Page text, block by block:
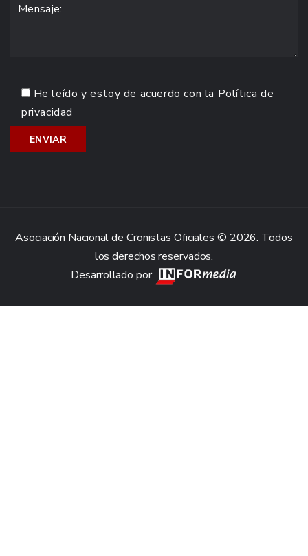
He leído y estoy de acuerdo con la Política de
privacidad
Asociación Nacional de Cronistas Oficiales © 2026. Todos
los derechos reservados.
Desarrollado por